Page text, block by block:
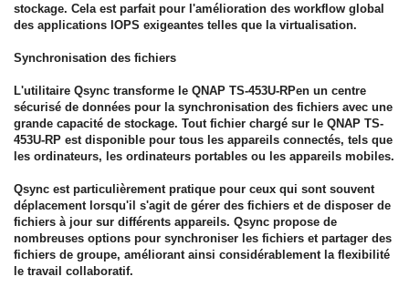
stockage. Cela est parfait pour l'amélioration des workflow global
des applications IOPS exigeantes telles que la virtualisation.
Synchronisation des fichiers
L'utilitaire Qsync transforme le QNAP TS-453U-RPen un centre
sécurisé de données pour la synchronisation des fichiers avec une
grande capacité de stockage. Tout fichier chargé sur le QNAP TS-
453U-RP est disponible pour tous les appareils connectés, tels que
les ordinateurs, les ordinateurs portables ou les appareils mobiles.
Qsync est particulièrement pratique pour ceux qui sont souvent
déplacement lorsqu'il s'agit de gérer des fichiers et de disposer de
fichiers à jour sur différents appareils. Qsync propose de
nombreuses options pour synchroniser les fichiers et partager des
fichiers de groupe, améliorant ainsi considérablement la flexibilité
le travail collaboratif.